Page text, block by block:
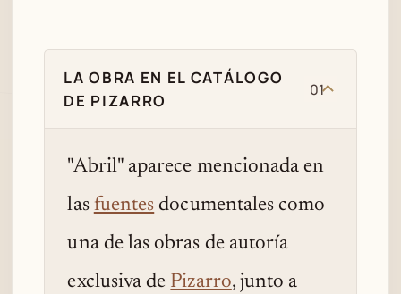
LA OBRA EN EL CATÁLOGO
DE PIZARRO
01
"Abril" aparece mencionada en
las fuentes documentales como
una de las obras de autoría
exclusiva de Pizarro, junto a